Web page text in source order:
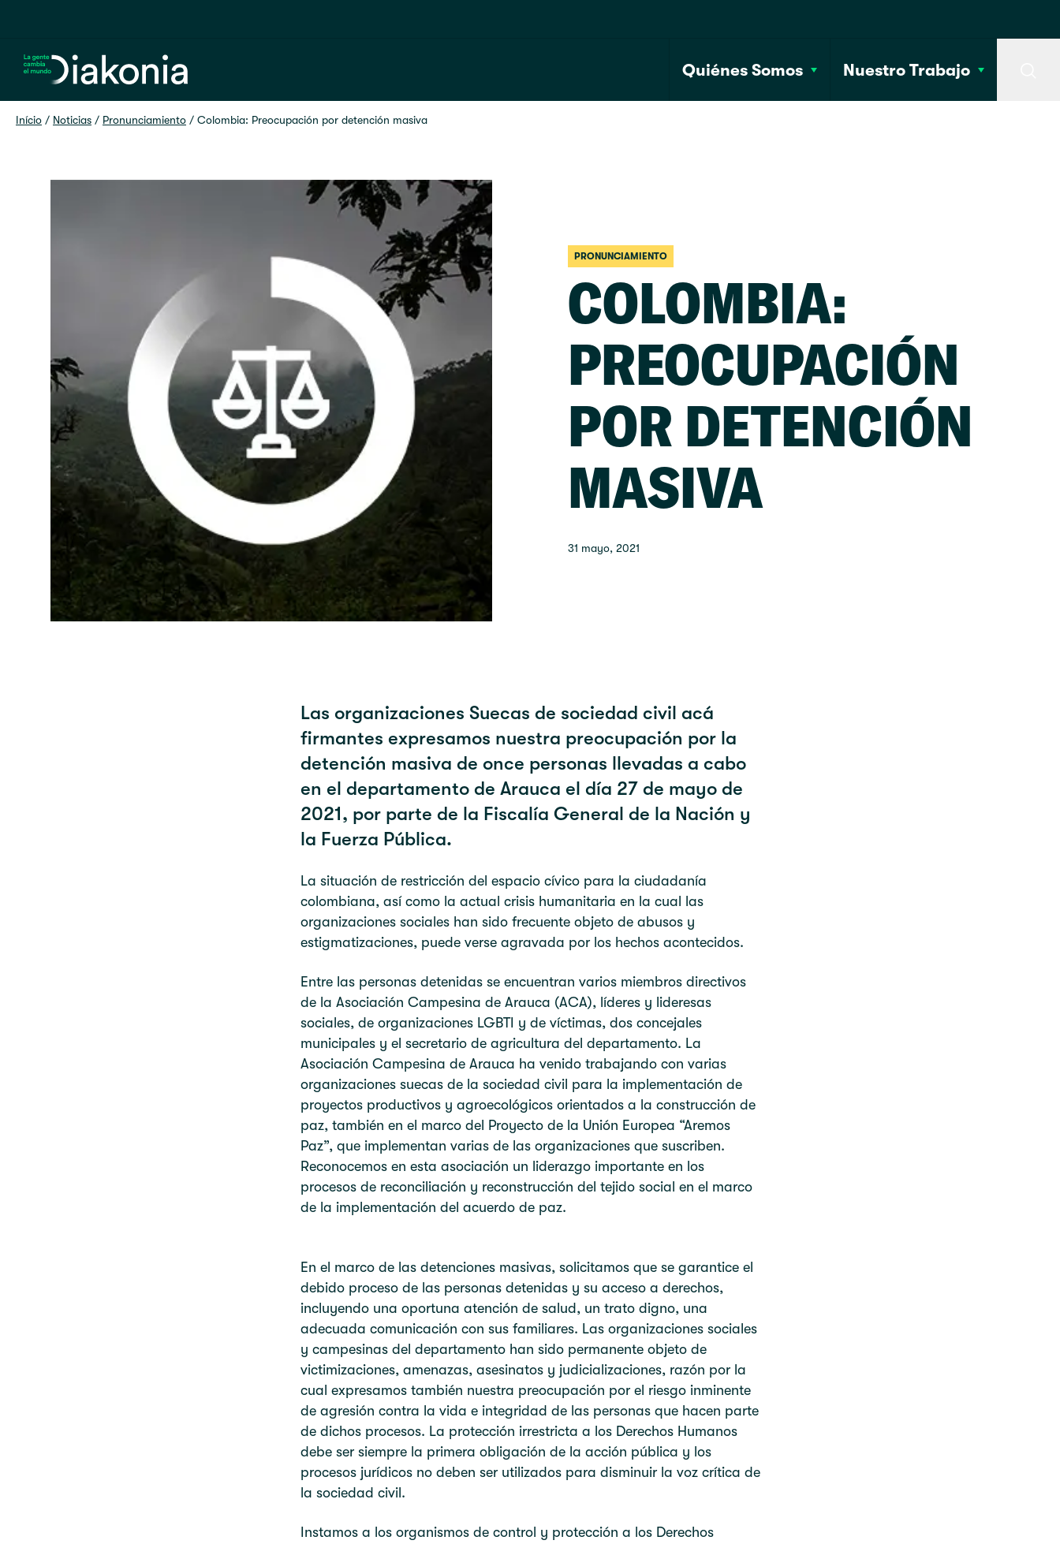
Home Quiénes Somos Nuestro Trabajo
Início / Noticias / Pronunciamiento / Colombia: Preocupación por detención masiva
PRONUNCIAMIENTO
COLOMBIA:
PREOCUPACIÓN
POR DETENCIÓN
MASIVA
31 mayo, 2021
Las organizaciones Suecas de sociedad civil acá
firmantes expresamos nuestra preocupación por la
detención masiva de once personas llevadas a cabo
en el departamento de Arauca el día 27 de mayo de
2021, por parte de la Fiscalía General de la Nación y
la Fuerza Pública.
La situación de restricción del espacio cívico para la ciudadanía
colombiana, así como la actual crisis humanitaria en la cual las
organizaciones sociales han sido frecuente objeto de abusos y
estigmatizaciones, puede verse agravada por los hechos acontecidos.
Entre las personas detenidas se encuentran varios miembros directivos
de la Asociación Campesina de Arauca (ACA), líderes y lideresas
sociales, de organizaciones LGBTI y de víctimas, dos concejales
municipales y el secretario de agricultura del departamento. La
Asociación Campesina de Arauca ha venido trabajando con varias
organizaciones suecas de la sociedad civil para la implementación de
proyectos productivos y agroecológicos orientados a la construcción de
paz, también en el marco del Proyecto de la Unión Europea “Aremos
Paz”, que implementan varias de las organizaciones que suscriben.
Reconocemos en esta asociación un liderazgo importante en los
procesos de reconciliación y reconstrucción del tejido social en el marco
de la implementación del acuerdo de paz.
En el marco de las detenciones masivas, solicitamos que se garantice el
debido proceso de las personas detenidas y su acceso a derechos,
incluyendo una oportuna atención de salud, un trato digno, una
adecuada comunicación con sus familiares. Las organizaciones sociales
y campesinas del departamento han sido permanente objeto de
victimizaciones, amenazas, asesinatos y judicializaciones, razón por la
cual expresamos también nuestra preocupación por el riesgo inminente
de agresión contra la vida e integridad de las personas que hacen parte
de dichos procesos. La protección irrestricta a los Derechos Humanos
debe ser siempre la primera obligación de la acción pública y los
procesos jurídicos no deben ser utilizados para disminuir la voz crítica de
la sociedad civil.
Instamos a los organismos de control y protección a los Derechos